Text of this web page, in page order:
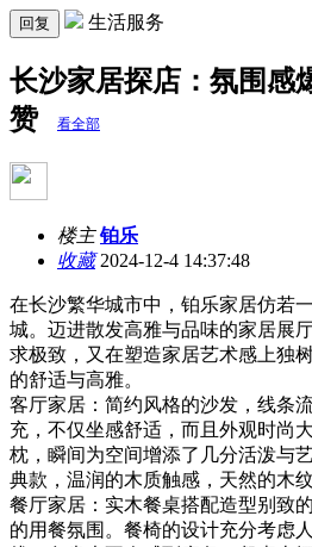
回复 生活服务
长沙家居探店：氛围感
赞
看全部
楼主 铂乐
收藏2024-12-4 14:37:48
在长沙繁华城市中，铂乐家居仿若
城。迈进散发高雅与品味的家居展
求极致，又在塑造家居艺术感上独
的舒适与高雅。
客厅家居：简约风格的沙发，线条
充，不仅坐感舒适，而且外观时尚
枕，瞬间为空间增添了几分活泼与
典款，温润的木质触感，天然的木
餐厅家居：实木餐桌搭配造型别致
的用餐氛围。餐椅的设计充分考虑